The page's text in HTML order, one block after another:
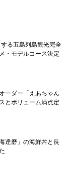
る五島列島観光完全
・モデルコース決定
ーダー「えあちゃん
とボリューム満点定
達磨」の海鮮丼と長